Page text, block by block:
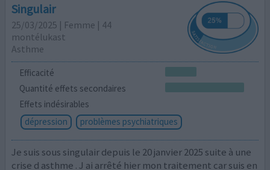
Singulair
25/03/2025 | Femme | 44
montélukast
Asthme
Efficacité
Quantité effets secondaires
Effets indésirables
dépression
problèmes psychiatriques
Je suis sous singulair depuis le 20 janvier 2025 suite à une
crise d asthme . J ai arrêté hier mon traitement car suis en